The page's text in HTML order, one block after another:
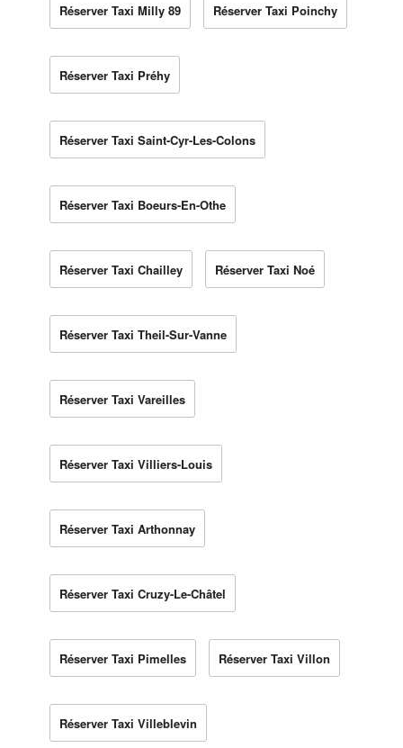
Réserver Taxi Milly 89 Réserver Taxi Poinchy
Réserver Taxi Préhy
Réserver Taxi Saint-Cyr-Les-Colons
Réserver Taxi Boeurs-En-Othe
Réserver Taxi Chailley Réserver Taxi Noé
Réserver Taxi Theil-Sur-Vanne
Réserver Taxi Vareilles
Réserver Taxi Villiers-Louis
Réserver Taxi Arthonnay
Réserver Taxi Cruzy-Le-Châtel
Réserver Taxi Pimelles Réserver Taxi Villon
Réserver Taxi Villeblevin